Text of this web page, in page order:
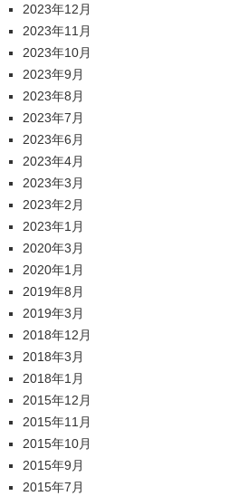
2023年12月
2023年11月
2023年10月
2023年9月
2023年8月
2023年7月
2023年6月
2023年4月
2023年3月
2023年2月
2023年1月
2020年3月
2020年1月
2019年8月
2019年3月
2018年12月
2018年3月
2018年1月
2015年12月
2015年11月
2015年10月
2015年9月
2015年7月